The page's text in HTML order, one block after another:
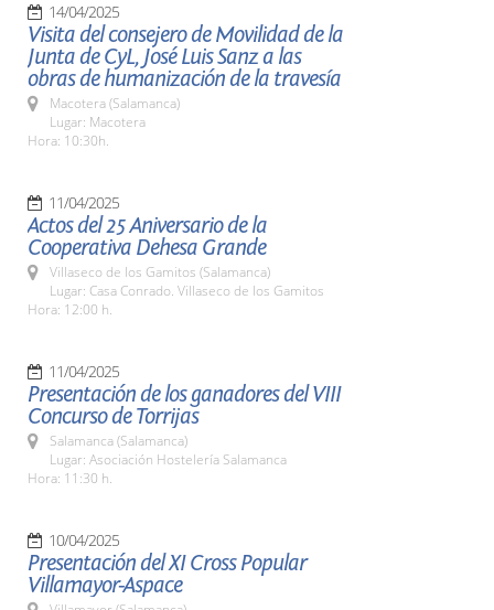
14/04/2025
Visita del consejero de Movilidad de la
Junta de CyL, José Luis Sanz a las
obras de humanización de la travesía
Macotera (Salamanca)
Lugar: Macotera
Hora: 10:30h.
11/04/2025
Actos del 25 Aniversario de la
Cooperativa Dehesa Grande
Villaseco de los Gamitos (Salamanca)
Lugar: Casa Conrado. Villaseco de los Gamitos
Hora: 12:00 h.
11/04/2025
Presentación de los ganadores del VIII
Concurso de Torrijas
Salamanca (Salamanca)
Lugar: Asociación Hostelería Salamanca
Hora: 11:30 h.
10/04/2025
Presentación del XI Cross Popular
Villamayor-Aspace